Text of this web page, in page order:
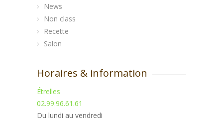
News
Non class
Recette
Salon
Horaires & information
Étrelles
02.99.96.61.61
Du lundi au vendredi